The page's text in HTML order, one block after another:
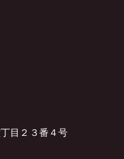
目２３番４号